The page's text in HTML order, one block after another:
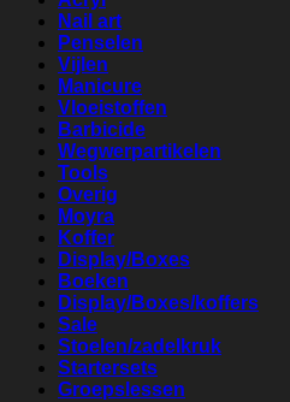
Nail art
Penselen
Vijlen
Manicure
Vloeistoffen
Barbicide
Wegwerpartikelen
Tools
Overig
Moyra
Koffer
Display/Boxes
Boeken
Display/Boxes/koffers
Sale
Stoelen/zadelkruk
Startersets
Groepslessen